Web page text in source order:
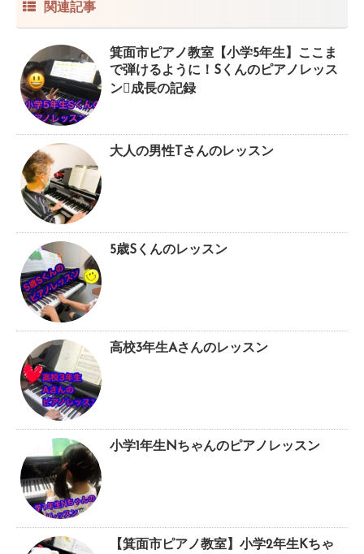
関連記事
箕面市ピアノ教室【小学5年生】ここま
で弾けるように！Sくんのピアノレッス
ン成長の記録
大人の男性Tさんのレッスン
5歳Sくんのレッスン
高校3年生Aさんのレッスン
小学1年生Nちゃんのピアノレッスン
【箕面市ピアノ教室】小学2年生Kちゃ